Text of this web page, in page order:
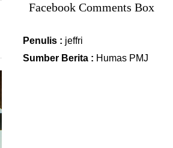
Facebook Comments Box
Penulis : jeffri
Sumber Berita : Humas PMJ